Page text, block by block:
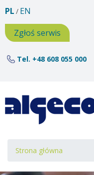
PL EN
Zgłoś serwis
Tel. +48 608 055 000
Ścieżka
nawigacyjna
Strona główna